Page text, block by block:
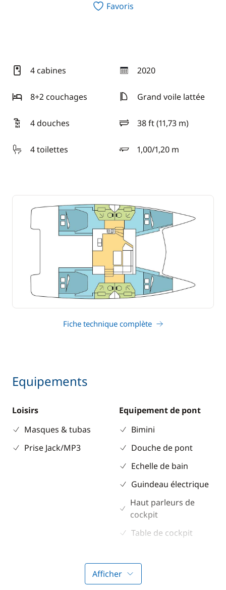
Favoris
4 cabines 2020
année
8+2 couchages
Grand voile lattée
4 douches 38 ft (11,73 m)
longueur
4 toilettes
1,00/1,20 m
tirant d'eau
Fiche technique complète
Equipements
Loisirs
Masques & tubas
Prise Jack/MP3
Equipement de pont
Bimini
Douche de pont
Echelle de bain
Guindeau électrique
Haut parleurs de
cockpit
Table de cockpit
Divers
Afficher